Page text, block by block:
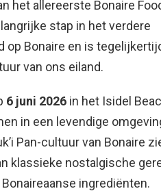
het allereerste Bonaire
stap in het verdere
op Bonaire en is
van ons eiland.
6 juni 2026 in het Isidel
in een levendige
Pan-cultuur van Bonaire
klassieke nostalgische
ingrediënten.